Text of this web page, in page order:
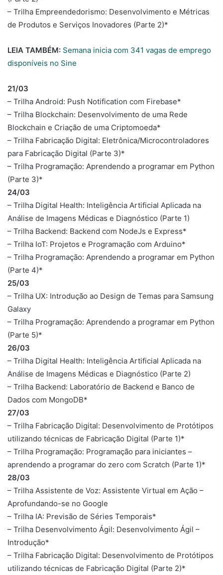
– Trilha Empreendedorismo: Desenvolvimento e Métricas
de Produtos e Serviços Inovadores (Parte 2)*
LEIA TAMBÉM: Semana inicia com 341 vagas de emprego
disponíveis no Sine
21/03
– Trilha Android: Push Notification com Firebase*
– Trilha Blockchain: Desenvolvimento de uma Rede
Blockchain e Criação de uma Criptomoeda*
– Trilha Fabricação Digital: Eletrônica/Microcontroladores
para Fabricação Digital (Parte 3)*
– Trilha Programação: Aprendendo a programar em Python
(Parte 3)*
24/03
– Trilha Digital Health: Inteligência Artificial Aplicada na
Análise de Imagens Médicas e Diagnóstico (Parte 1)
– Trilha Backend: Backend com NodeJs e Express*
– Trilha IoT: Projetos e Programação com Arduino*
– Trilha Programação: Aprendendo a programar em Python
(Parte 4)*
25/03
– Trilha UX: Introdução ao Design de Temas para Samsung
Galaxy
– Trilha Programação: Aprendendo a programar em Python
(Parte 5)*
26/03
– Trilha Digital Health: Inteligência Artificial Aplicada na
Análise de Imagens Médicas e Diagnóstico (Parte 2)
– Trilha Backend: Laboratório de Backend e Banco de
Dados com MongoDB*
27/03
– Trilha Fabricação Digital: Desenvolvimento de Protótipos
utilizando técnicas de Fabricação Digital (Parte 1)*
– Trilha Programação: Programação para iniciantes –
aprendendo a programar do zero com Scratch (Parte 1)*
28/03
– Trilha Assistente de Voz: Assistente Virtual em Ação –
Aprofundando-se no Google
– Trilha IA: Previsão de Séries Temporais*
– Trilha Desenvolvimento Ágil: Desenvolvimento Ágil –
Introdução*
– Trilha Fabricação Digital: Desenvolvimento de Protótipos
utilizando técnicas de Fabricação Digital (Parte 2)*